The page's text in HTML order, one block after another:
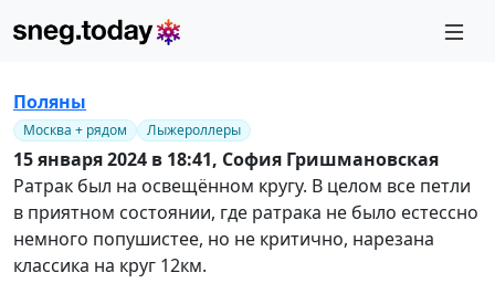
Поляны
Москва + рядом Лыжероллеры
15 января 2024 в 18:41, София Гришмановская
Ратрак был на освещённом кругу. В целом все петли
в приятном состоянии, где ратрака не было естессно
немного попушистее, но не критично, нарезана
классика на круг 12км.